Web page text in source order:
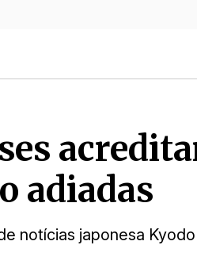
adiadas
notícias japonesa